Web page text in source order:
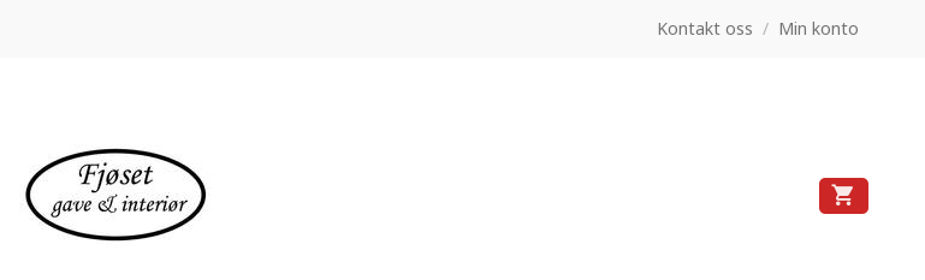
Kontakt oss / Min konto